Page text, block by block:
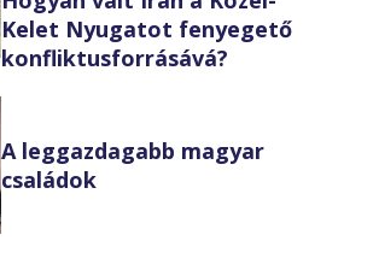
Kelet Nyugatot fenyegető
konfliktusforrásává?
A leggazdagabb magyar
családok